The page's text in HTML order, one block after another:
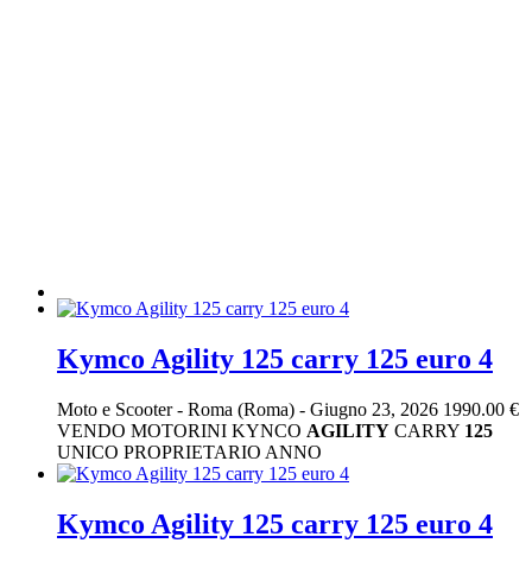
Kymco Agility 125 carry 125 euro 4
Moto e Scooter- Roma (Roma) - Giugno 23, 2026 1990.00 €
VENDO MOTORINI KYNCO AGILITY CARRY 125
UNICO PROPRIETARIO ANNO
Kymco Agility 125 carry 125 euro 4